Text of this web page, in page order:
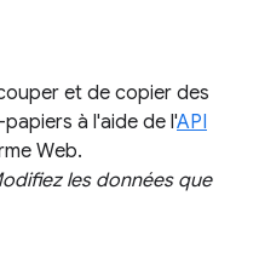
et de copier des
à l'aide de l'API
Web.
les données que